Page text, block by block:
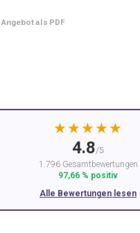
Angebot als PDF
★★★★★
4.8/5
1.796 Gesamtbewertungen
97,66 % positiv
Alle Bewertungen lesen